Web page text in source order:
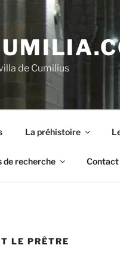
de Cumilius
La préhistoire
de recherche Contact
LE PRÊTRE